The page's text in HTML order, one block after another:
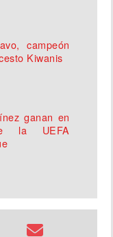
campeón
Kiwanis
ganan en
la UEFA